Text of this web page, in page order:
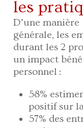
les
D’une manière
générale, les
durant les 2
un impact
personnel :
58%
positif sur
57% des